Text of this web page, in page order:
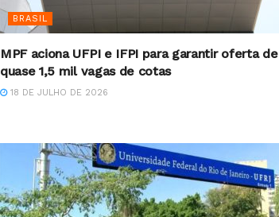
BRASIL
MPF aciona UFPI e IFPI para garantir oferta de
quase 1,5 mil vagas de cotas
18 DE JULHO DE 2026